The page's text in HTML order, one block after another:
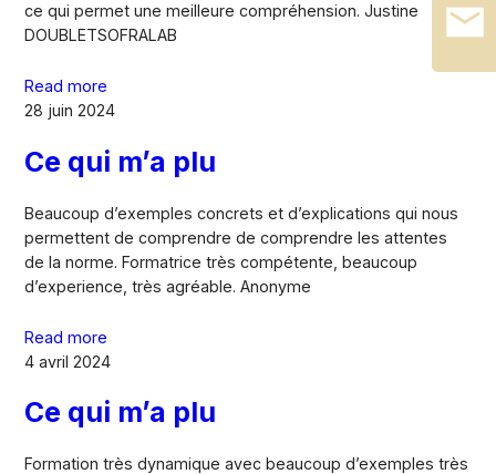
ce qui permet une meilleure compréhension. Justine
DOUBLETSOFRALAB
Read more
28 juin 2024
Ce qui m’a plu
Beaucoup d’exemples concrets et d’explications qui nous
permettent de comprendre de comprendre les attentes
de la norme. Formatrice très compétente, beaucoup
d’experience, très agréable. Anonyme
Read more
4 avril 2024
Ce qui m’a plu
Formation très dynamique avec beaucoup d’exemples très